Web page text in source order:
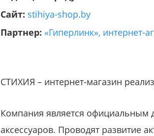
Сайт: stihiya-shop.by
Партнер: «Гиперлинк», интернет-
СТИХИЯ – интернет-магазин
Компания является официальным
аксессуаров. Проводят развитие